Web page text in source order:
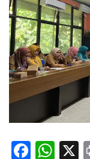
F W X